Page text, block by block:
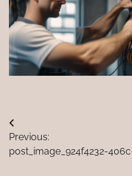
Navigation
de
Previous:
post_image_924f4232-